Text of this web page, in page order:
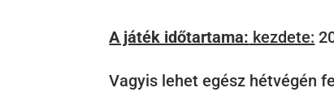
A játék időtartama: kezdete:
Vagyis lehet egész hétvégén